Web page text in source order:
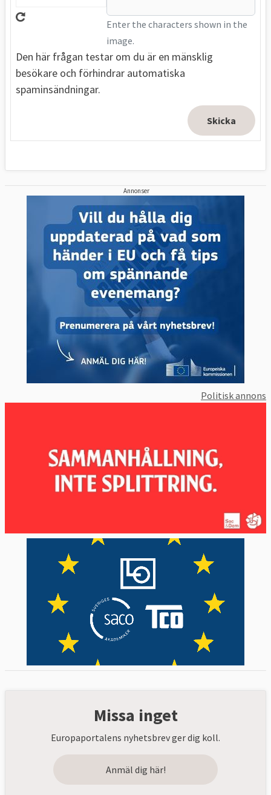
Enter the characters shown in the
image.
Den här frågan testar om du är en mänsklig
besökare och förhindrar automatiska
spaminsändningar.
Annonser
Politisk annons
Missa inget
Europaportalens nyhetsbrev ger dig koll.
Anmäl dig här!